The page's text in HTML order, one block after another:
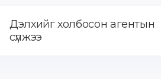
Дэлхийг холбосон агентын
сүлжээ